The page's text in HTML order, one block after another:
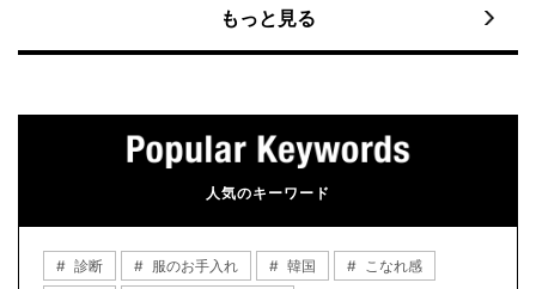
もっと見る
人気のキーワード
診断 服のお手入れ 韓国
こなれ感